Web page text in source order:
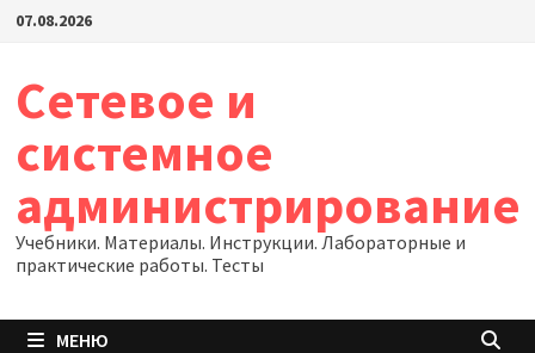
Перейти
07.08.2026
Сетевое и
системное
администрирование
Учебники. Материалы. Инструкции. Лабораторные и
практические работы. Тесты
МЕНЮ